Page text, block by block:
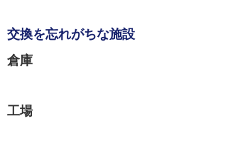
交換を忘れがちな施設
倉庫
工場